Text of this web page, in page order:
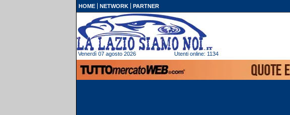
HOME NETWORK PARTNER
Venerdì 07 agosto 2026 Utenti online: 1134